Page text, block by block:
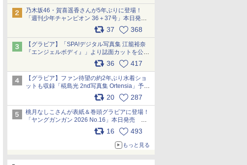
乃木坂46・賀喜遥香さんが5年ぶりに登場！
「週刊少年チャンピオン 36＋37号」本日発
売 pic.x.com/2Mo85ZlRvK
37 368
【グラビア】「SPA!デジタル写真集 江籠裕奈
『エンジェルボディ』」より誌面カットを公
開！ pic.x.com/Yl52UEMoko 36 417
【グラビア】ファン待望の約2年ぶり水着ショ
ットも収録「椛島光 2nd写真集 Ortensia」予約
20 287
桃月なしこさんが表紙＆巻頭グラビアに登場！
「ヤングガンガン 2026 No.16」本日発売
16 493
もっと見る